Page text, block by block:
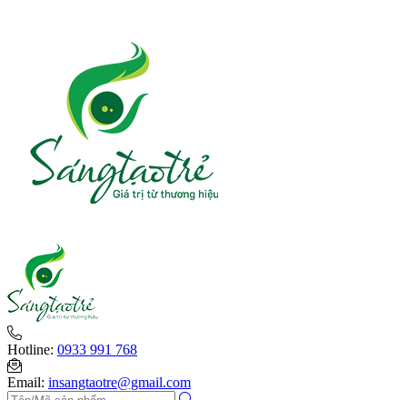
Hotline: 0933 991 768
Email: insangtaotre@gmail.com